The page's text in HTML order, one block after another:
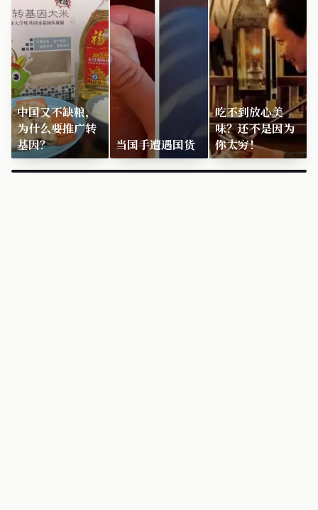
中国又不缺粮，
为什么要推广转
基因？
当国手遭遇国货
吃不到放心美
味？还不是因为
你太穷！